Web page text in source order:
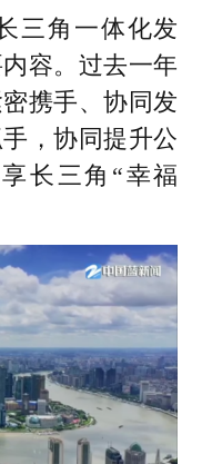
三角一体化发
容。过去一年
携手、协同发
，协同提升公
长三角“幸福